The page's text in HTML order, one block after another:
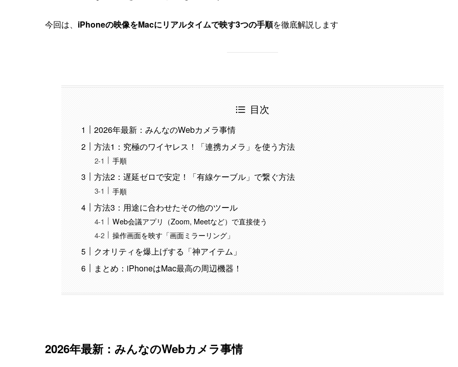
今回は、 iPhoneの映像をMacにリアルタイムで映す3つの手順を徹底解説します
目次
2026年最新：みんなのWebカメラ事情
方法1：究極のワイヤレス！「連携カメラ」を使う方法
手順
方法2：遅延ゼロで安定！「有線ケーブル」で繋ぐ方法
手順
方法3：用途に合わせたその他のツール
Web会議アプリ（Zoom, Meetなど）で直接使う
操作画面を映す「画面ミラーリング」
クオリティを爆上げする「神アイテム」
まとめ：iPhoneはMac最高の周辺機器！
2026年最新：みんなのWebカメラ事情